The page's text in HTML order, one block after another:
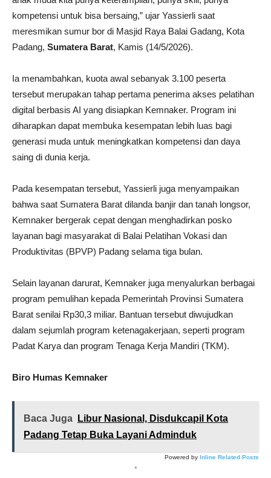
kompetensi untuk bisa bersaing,” ujar Yassierli saat
meresmikan sumur bor di Masjid Raya Balai Gadang, Kota
Padang, Sumatera Barat, Kamis (14/5/2026).
Ia menambahkan, kuota awal sebanyak 3.100 peserta
tersebut merupakan tahap pertama penerima akses pelatihan
digital berbasis AI yang disiapkan Kemnaker. Program ini
diharapkan dapat membuka kesempatan lebih luas bagi
generasi muda untuk meningkatkan kompetensi dan daya
saing di dunia kerja.
Pada kesempatan tersebut, Yassierli juga menyampaikan
bahwa saat Sumatera Barat dilanda banjir dan tanah longsor,
Kemnaker bergerak cepat dengan menghadirkan posko
layanan bagi masyarakat di Balai Pelatihan Vokasi dan
Produktivitas (BPVP) Padang selama tiga bulan.
Selain layanan darurat, Kemnaker juga menyalurkan berbagai
program pemulihan kepada Pemerintah Provinsi Sumatera
Barat senilai Rp30,3 miliar. Bantuan tersebut diwujudkan
dalam sejumlah program ketenagakerjaan, seperti program
Padat Karya dan program Tenaga Kerja Mandiri (TKM).
Biro Humas Kemnaker
Baca Juga
Libur Nasional, Disdukcapil Kota
Padang Tetap Buka Layani Adminduk
Powered by Inline Related Posts
*